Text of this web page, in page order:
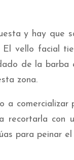
y hay que
El vello facial
de la barba
zona.
a
recortarla
para peinar el